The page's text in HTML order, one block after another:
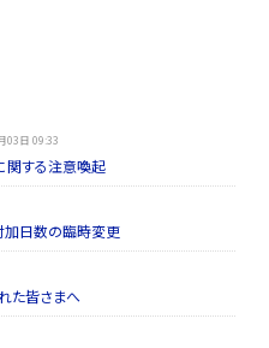
03日 09:33
関する注意喚起
加日数の臨時変更
た皆さまへ